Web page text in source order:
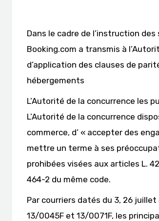
Dans le cadre de l’instruction
Booking.com a transmis à
d’application des clauses de
hébergements
L’Autorité de la concurrence les
L’Autorité de la concurrence
commerce, d’ « accepter des
mettre un terme à ses
prohibées visées aux articles L.
464-2 du même code.
Par courriers datés du 3, 26
13/0045F et 13/0071F, les